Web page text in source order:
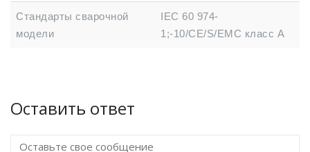
Стандарты сварочной
модели
IEC 60 974-
1;-10/CE/S/EMC класс А
Оставить ответ